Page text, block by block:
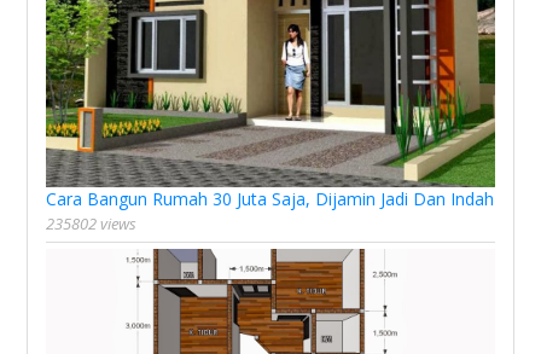
Cara Bangun Rumah 30 Juta Saja, Dijamin Jadi Dan Indah
235802 views